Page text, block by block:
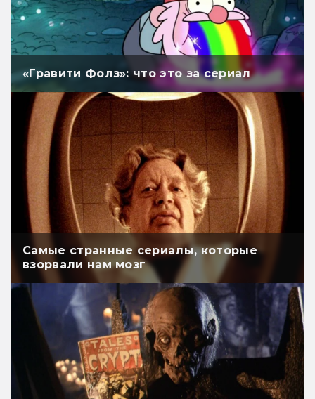
«Гравити Фолз»: что это за сериал
Самые странные сериалы, которые
взорвали нам мозг